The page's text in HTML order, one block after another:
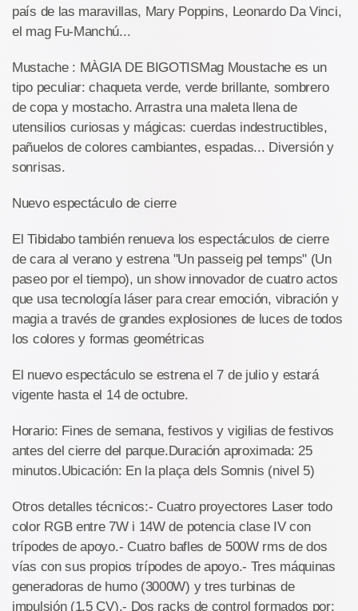
país de las maravillas, Mary Poppins, Leonardo Da Vinci,
el mag Fu-Manchú...
Mustache : MÀGIA DE BIGOTISMag Moustache es un
tipo peculiar: chaqueta verde, verde brillante, sombrero
de copa y mostacho. Arrastra una maleta llena de
utensilios curiosas y mágicas: cuerdas indestructibles,
pañuelos de colores cambiantes, espadas... Diversión y
sonrisas.
Nuevo espectáculo de cierre
El Tibidabo también renueva los espectáculos de cierre
de cara al verano y estrena "Un passeig pel temps" (Un
paseo por el tiempo), un show innovador de cuatro actos
que usa tecnología láser para crear emoción, vibración y
magia a través de grandes explosiones de luces de todos
los colores y formas geométricas
El nuevo espectáculo se estrena el 7 de julio y estará
vigente hasta el 14 de octubre.
Horario: Fines de semana, festivos y vigilias de festivos
antes del cierre del parque.Duración aproximada: 25
minutos.Ubicación: En la plaça dels Somnis (nivel 5)
Otros detalles técnicos:- Cuatro proyectores Laser todo
color RGB entre 7W i 14W de potencia clase IV con
trípodes de apoyo.- Cuatro bafles de 500W rms de dos
vías con sus propios trípodes de apoyo.- Tres máquinas
generadoras de humo (3000W) y tres turbinas de
impulsión (1,5 CV).- Dos racks de control formados por: